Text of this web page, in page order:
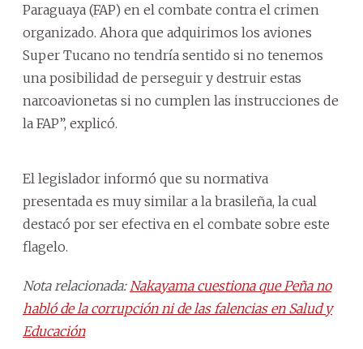
Paraguaya (FAP) en el combate contra el crimen
organizado. Ahora que adquirimos los aviones
Super Tucano no tendría sentido si no tenemos
una posibilidad de perseguir y destruir estas
narcoavionetas si no cumplen las instrucciones de
la FAP”, explicó.
El legislador informó que su normativa
presentada es muy similar a la brasileña, la cual
destacó por ser efectiva en el combate sobre este
flagelo.
Nota relacionada: Nakayama cuestiona que Peña no
habló de la corrupción ni de las falencias en Salud y
Educación